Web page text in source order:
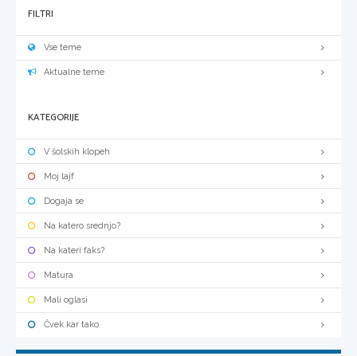
FILTRI
Vse teme
Aktualne teme
KATEGORIJE
V šolskih klopeh
Moj lajf
Dogaja se
Na katero srednjo?
Na kateri faks?
Matura
Mali oglasi
Čvek kar tako